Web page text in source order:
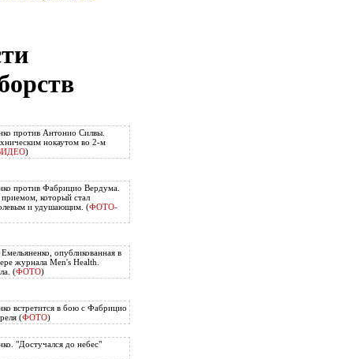
против Антонио Силвы.
нокаутом во 2-м
)
против Фабрицио Вердума.
который стал
и удушающим. (ФОТО-
опубликованная в
журнала Men's Health.
(ФОТО)
встретится в бою с Фабрицио
(ФОТО)
"Достучался до небес"